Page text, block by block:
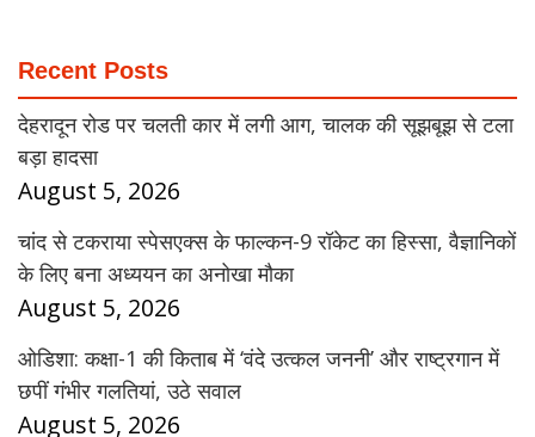
Recent Posts
देहरादून रोड पर चलती कार में लगी आग, चालक की सूझबूझ से टला
बड़ा हादसा
August 5, 2026
चांद से टकराया स्पेसएक्स के फाल्कन-9 रॉकेट का हिस्सा, वैज्ञानिकों
के लिए बना अध्ययन का अनोखा मौका
August 5, 2026
ओडिशा: कक्षा-1 की किताब में ‘वंदे उत्कल जननी’ और राष्ट्रगान में
छपीं गंभीर गलतियां, उठे सवाल
August 5, 2026